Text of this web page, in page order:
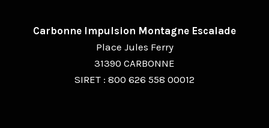
Carbonne Impulsion Montagne Escalade
Place Jules Ferry
31390 CARBONNE
SIRET : 800 626 558 00012